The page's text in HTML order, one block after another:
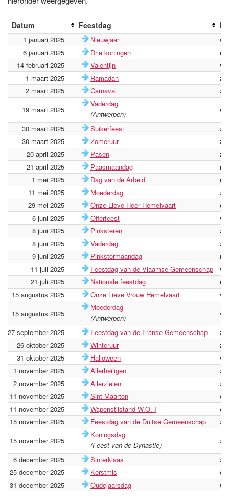
Datum Feestdag
1 januari 2025 Nieuwjaar
6 januari 2025
Drie koningen
14 februari 2025
Valentijn
1 maart 2025
Ramadan
2 maart 2025
Carnaval
19 maart 2025
Vaderdag
(Antwerpen)
30 maart 2025
Suikerfeest
30 maart 2025
Zomeruur
20 april 2025
Pasen
21 april 2025
Paasmaandag
1 mei 2025
Dag van de Arbeid
11 mei 2025
Moederdag
29 mei 2025
Onze Lieve Heer Hemelvaart
6 juni 2025
Offerfeest
8 juni 2025
Pinksteren
8 juni 2025
Vaderdag
9 juni 2025
Pinkstermaandag
11 juli 2025
Feestdag van de Vlaamse Gemeenschap
21 juli 2025
Nationale feestdag
15 augustus 2025
Onze Lieve Vrouw Hemelvaart
15 augustus 2025
Moederdag
(Antwerpen)
27 september 2025
Feestdag van de Franse Gemeenschap
26 oktober 2025
Winteruur
31 oktober 2025
Halloween
1 november 2025
Allerheiligen
2 november 2025
Allerzielen
11 november 2025
Sint Maarten
11 november 2025
Wapenstilstand W.O. I
15 november 2025
Feestdag van de Duitse Gemeenschap
15 november 2025
Koningsdag
(Feest van de Dynastie)
6 december 2025
Sinterklaas
25 december 2025
Kerstmis
31 december 2025
Oudejaarsdag